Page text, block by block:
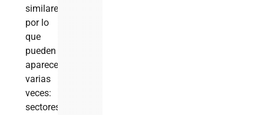
similares,
por lo
que
pueden
aparecer
varias
veces:
sectores